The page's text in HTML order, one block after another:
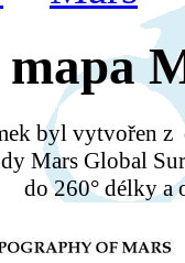
byl vytvořen z
Mars Global
do 260° délky a